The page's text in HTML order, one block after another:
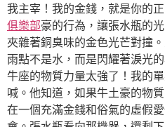
我主宰！我的金錢，就是你的
俱樂部豪的行為，讓張水瓶的
夾雜著銅臭味的金色光芒對撞
雨點不是水，而是閃耀著淚光
牛座的物質力量太強了！我的
喊。他知道，如果牛土豪的物
在一個充滿金錢和俗氣的虛假